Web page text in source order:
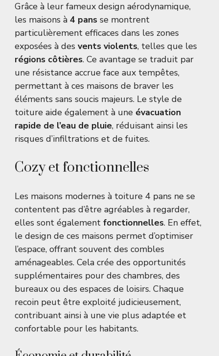
Grâce à leur fameux design aérodynamique,
les maisons à 4 pans se montrent
particulièrement efficaces dans les zones
exposées à des vents violents, telles que les
régions côtières. Ce avantage se traduit par
une résistance accrue face aux tempêtes,
permettant à ces maisons de braver les
éléments sans soucis majeurs. Le style de
toiture aide également à une évacuation
rapide de l’eau de pluie, réduisant ainsi les
risques d’infiltrations et de fuites.
Cozy et fonctionnelles
Les maisons modernes à toiture 4 pans ne se
contentent pas d’être agréables à regarder,
elles sont également fonctionnelles. En effet,
le design de ces maisons permet d’optimiser
l’espace, offrant souvent des combles
aménageables. Cela crée des opportunités
supplémentaires pour des chambres, des
bureaux ou des espaces de loisirs. Chaque
recoin peut être exploité judicieusement,
contribuant ainsi à une vie plus adaptée et
confortable pour les habitants.